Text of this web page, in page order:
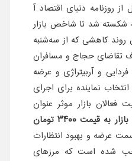
روزنامه دنیای اقتصاد آ
شکسته شد تا شاخص بازار
روند کاهشی که از سه‌شنبه
تقاضای حجاج‌ و مسافران
فردایی و آربیتراژی و عرضه
نماینده برای اجرای
فعالان بازار موثر عنوان
قیمت ۳۴۰۰ تومان
سمت عرضه و بهبود انتظارات
شده است که مرزهای